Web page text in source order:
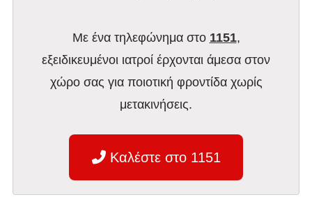
Με ένα τηλεφώνημα στο 1151,
εξειδικευμένοι ιατροί έρχονται άμεσα στον
χώρο σας για ποιοτική φροντίδα χωρίς
μετακινήσεις.
Καλέστε στο 1151